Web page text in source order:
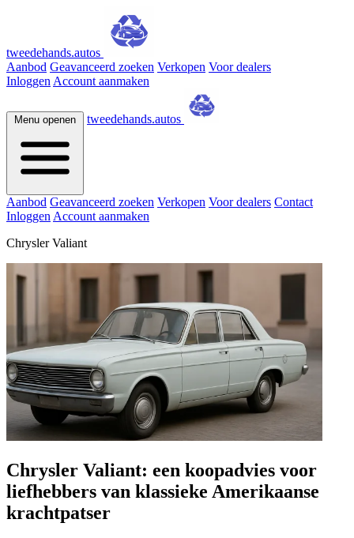
tweedehands.autos
Aanbod Geavanceerd zoeken Verkopen Voor dealers
Inloggen Account aanmaken
Menu openen tweedehands.autos
Aanbod Geavanceerd zoeken Verkopen Voor dealers Contact
Inloggen Account aanmaken
Chrysler Valiant
Chrysler Valiant: een koopadvies voor
liefhebbers van klassieke Amerikaanse
krachtpatser